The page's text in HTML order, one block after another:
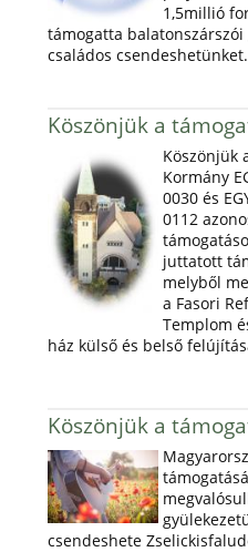
1,5millió
támogatta balatonszárszói
családos csendeshetünket.
Köszönjük a
Köszönjük
Kormány
0030 és
0112
juttatott
melyből
a Fasori
Templom
ház külső és belső
Köszönjük a
csendeshete